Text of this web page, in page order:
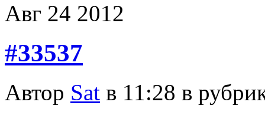
Авг 24 2012
#33537
Автор Sat в 11:28 в